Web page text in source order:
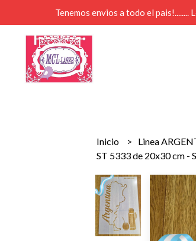
Tenemos envios a todo el
Inicio
Linea
ST 5333 de 20x30 cm -